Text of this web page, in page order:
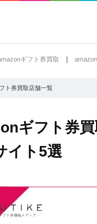
ギフト券買取
ト券買取店舗一覧
ギフト券
イト5選